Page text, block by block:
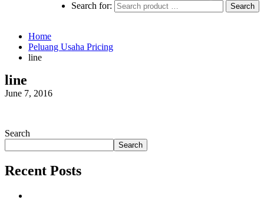
Search for:
Home
Peluang Usaha Pricing
line
line
June 7, 2016
Search
Search
Recent Posts